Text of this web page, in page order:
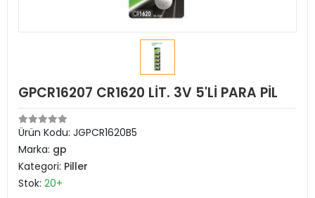
GPCR16207 CR1620 LİT. 3V 5'Lİ PARA PİL
Ürün Kodu: JGPCR1620B5
Marka: gp
Kategori: Piller
Stok: 20+